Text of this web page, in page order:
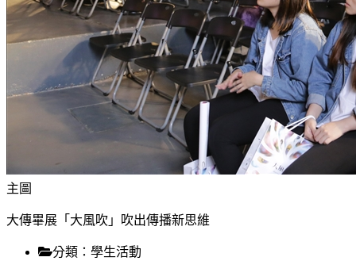
主圖
大傳畢展「大風吹」吹出傳播新思維
分類： 學生活動